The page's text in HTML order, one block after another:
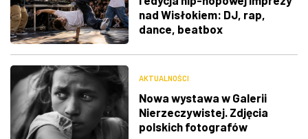
nad Wisłokiem: DJ, rap,
dance, beatbox
AKTUALNOŚCI
Nowa wystawa w Galerii
Nierzeczywistej. Zdjęcia
polskich fotografów